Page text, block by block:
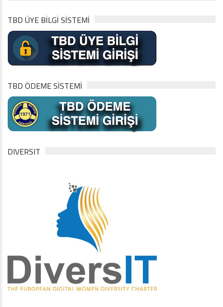
TBD ÜYE BİLGİ SİSTEMİ
TBD ÖDEME SİSTEMİ
DIVERSIT